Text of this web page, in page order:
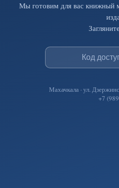
Мы готовим для вас книжный
Махачкала · ул.
+7